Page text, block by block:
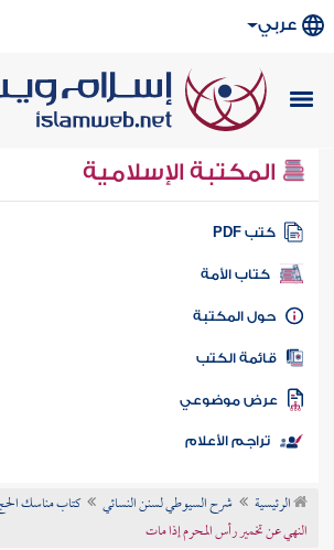
عربي
المكتبة الإسلامية
كتب PDF
كتاب الأمة
المكتبة
الكتب
موضوعي
تراجم الأعلام
الرئيسية شرح السيوطي لسنن النسائي
كتاب مناسك
النهي عن تخمير رأس المحرم إذا مات